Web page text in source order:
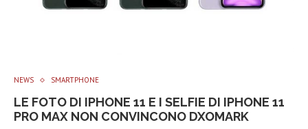
NEWS SMARTPHONE
LE FOTO DI IPHONE 11 E I SELFIE DI IPHONE 11
PRO MAX NON CONVINCONO DXOMARK